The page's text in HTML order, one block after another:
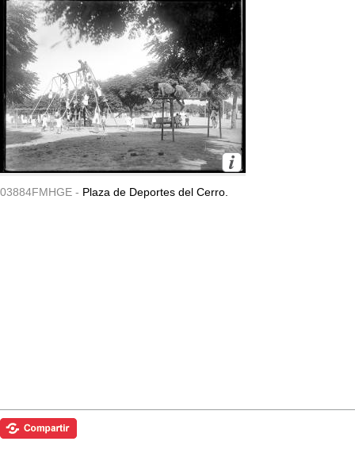
03884FMHGE - Plaza de Deportes del Cerro.